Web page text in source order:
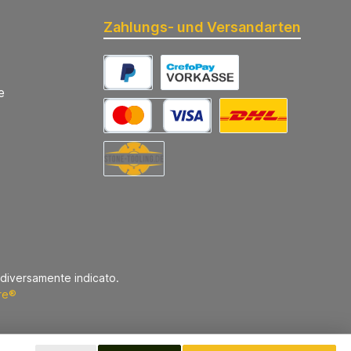
Zahlungs- und Versandarten
indicato.